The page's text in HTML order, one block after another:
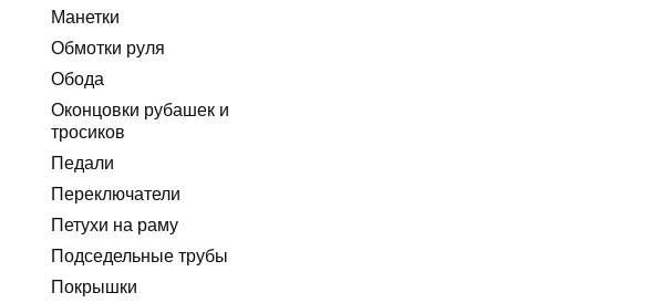
Манетки
Обмотки руля
Обода
Оконцовки рубашек и
тросиков
Педали
Переключатели
Петухи на раму
Подседельные трубы
Покрышки